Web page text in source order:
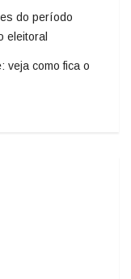
do período
eleitoral
veja como fica o